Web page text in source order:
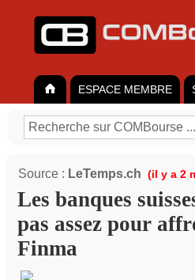
ESPACE MEMBRE
Source : LeTemps.ch (il y a 2
Les banques
pas assez pour
Finma